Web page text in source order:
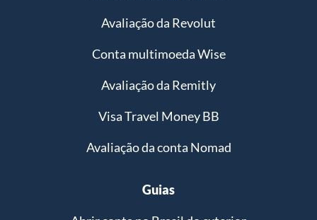
Avaliação da Revolut
Conta multimoeda Wise
Avaliação da Remitly
Visa Travel Money BB
Avaliação da conta Nomad
Guias